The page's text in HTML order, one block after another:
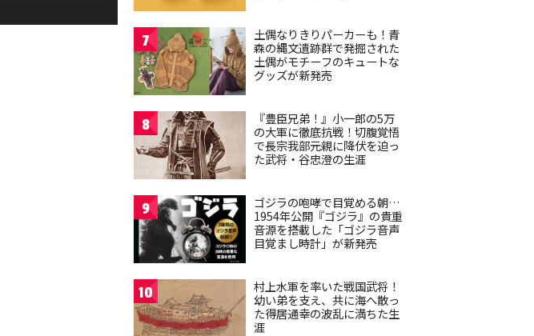
7
土偶なりきりパーカーも！青
森の縄文遺跡群で発掘された
土偶がモチーフのキュートな
グッズが新発売
8
『豊臣兄弟！』小一郎の5万
の大軍に徹底抗戦！切腹覚悟
で長宗我部元親に降伏を迫っ
た武将・谷忠澄の生涯
9
ゴジラの咆哮で目覚める朝…
1954年公開『ゴジラ』の貴重
音源を搭載した「ゴジラ音声
目覚まし時計」が新発売
10
村上水軍を率いた戦国武将！
幼い弟を支え、共に海へ散っ
た得居通幸の波乱に満ちた生
涯